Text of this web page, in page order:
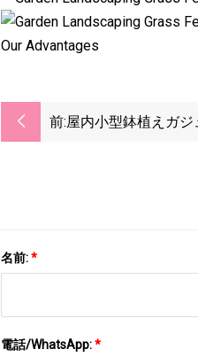
Our Advantages
前:屋内小型鉢植えガ
名前:*
電話/WhatsApp:*